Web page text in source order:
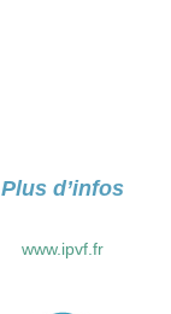
Plus d’infos
www.ipvf.fr